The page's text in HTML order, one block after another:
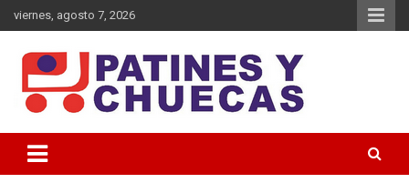
Saltar
al
viernes, agosto 7, 2026
Patines y Chuecas